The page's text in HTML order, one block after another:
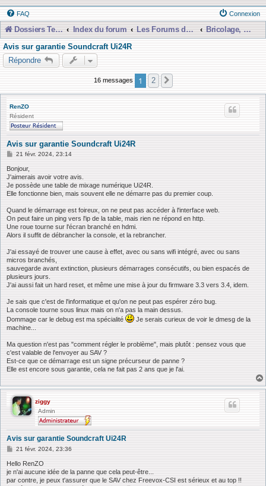
FAQ Connexion
Dossiers Techniques Index du forum Les Forums de Discussions
Bricolage, Dépannage, Construction
Avis sur garantie Soundcraft Ui24R
Répondre
16 messages 1 2
RenZO
Résident
Avis sur garantie Soundcraft Ui24R
M
s
s
g
e
21 févr. 2024, 23:14
Bonjour,
J'aimerais avoir votre avis.
Je possède une table de mixage numérique Ui24R.
Elle fonctionne bien, mais souvent elle ne démarre pas du premier coup.
Quand le démarrage est foireux, on ne peut pas accéder à l'interface web.
On peut faire un ping vers l'ip de la table, mais rien ne répond en http.
Une roue tourne sur l'écran branché en hdmi.
Alors il suffit de débrancher la console, et la rebrancher.
J'ai essayé de trouver une cause à effet, avec ou sans wifi intégré, avec ou sans
micros branchés,
sauvegarde avant extinction, plusieurs démarrages consécutifs, ou bien espacés de
plusieurs jours.
J'ai aussi fait un hard reset, et même une mise à jour du firmware 3.3 vers 3.4, idem.
Je sais que c'est de l'informatique et qu'on ne peut pas espérer zéro bug.
La console tourne sous linux mais on n'a pas la main dessus.
Dommage car le debug est ma spécialité
Je serais curieux de voir le dmesg de la
machine...
Ma question n'est pas "comment régler le problème", mais plutôt : pensez vous que
c'est valable de l'envoyer au SAV ?
Est-ce que ce démarrage est un signe précurseur de panne ?
Elle est encore sous garantie, cela ne fait pas 2 ans que je l'ai.
ziggy
Admin
Avis sur garantie Soundcraft Ui24R
M
s
s
g
21 févr. 2024, 23:36
Hello RenZO
je n'ai aucune idée de la panne que cela peut-être...
par contre, je peux t'assurer que le SAV chez Freevox-CSI est sérieux et au top !!